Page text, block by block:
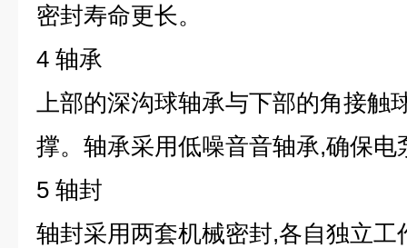
密封寿命更长。
4 轴承
上部的深沟球轴承与下部的角接触
撑。轴承采用低噪音音轴承,确保电
5 轴封
轴封采用两套机械密封,各自独立